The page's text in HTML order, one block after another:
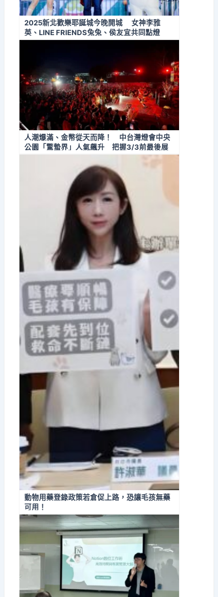
2025新北歡樂耶誕城今晚開城 女神李雅
英、LINE FRIENDS兔兔、侯友宜共同點燈
人潮爆滿、金幣從天而降！ 中台灣燈會中央
公園「驚蟄界」人氣飆升 把握3/3前最後展
動物用藥登錄政策若倉促上路，恐讓毛孩無藥
可用！